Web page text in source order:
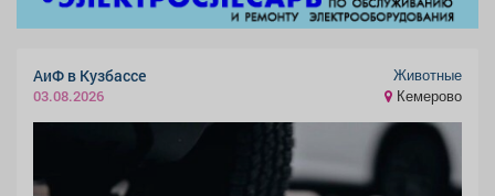
АиФ в Кузбассе
03.08.2026
Животные
Кемерово